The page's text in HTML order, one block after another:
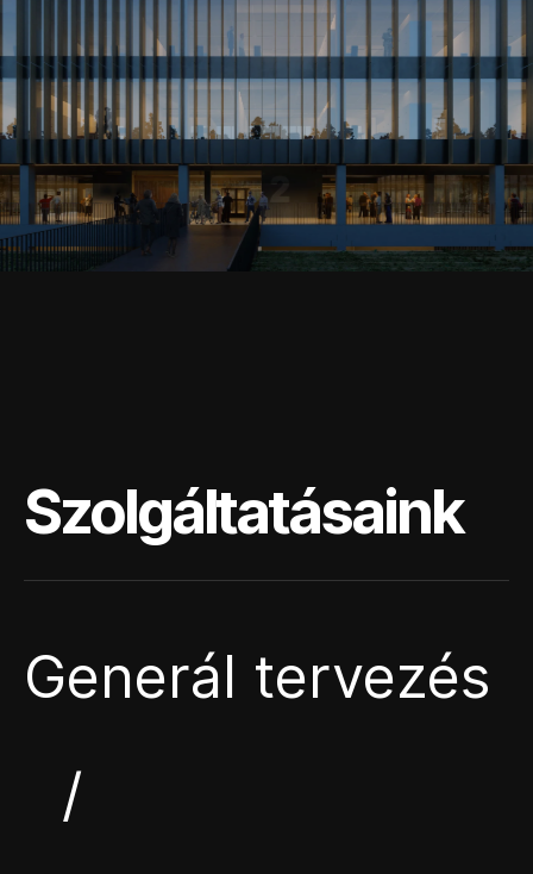
Szolgáltatásaink
Generál tervezés
/